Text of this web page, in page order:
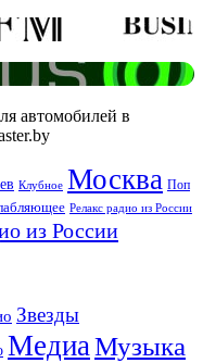
автомобилей в
Клубное Москва Поп
Релакс радио из России
из России
Звезды
Медиа Музыка